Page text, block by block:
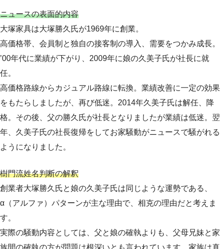
ニュースの表面的内容
大塚家具は大塚勝久氏が1969年に創業。
高価格帯、会員制と独自の接客制の導入、需要をつかみ成長。
’00年代に業績が下がり、2009年に娘の久美子氏が社長に就
任。
高価格路線からカジュアル路線に転換。業績改善に一定の効果
をもたらしましたが、再び低迷。2014年久美子氏は解任、降
格。その後、父の勝久氏が社長となりましたが業績は低迷。翌
年、久美子氏の社長復帰をしてお家騒動がニュースで騒がれる
ようになりました。
樹門流姓名判断の解釈
創業者大塚勝久氏と娘の久美子氏は同じような運勢である、
α（アルファ）パターンが主な理由で、相克の理由だと考えま
す。
実際の騒動内容としては、父と娘の確執よりも、父母兄妹と家